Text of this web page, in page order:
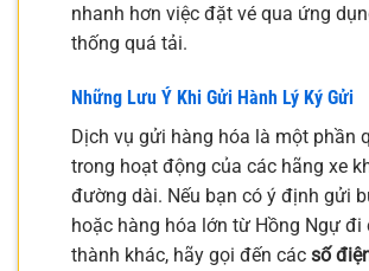
nhanh hơn việc đặt vé qua ứng
thống quá tải.
Những Lưu Ý Khi Gửi Hành Lý Ký Gửi
Dịch vụ gửi hàng hóa là một phần
trong hoạt động của các hãng xe
đường dài. Nếu bạn có ý định gửi
hoặc hàng hóa lớn từ Hồng Ngự đi
thành khác, hãy gọi đến các số